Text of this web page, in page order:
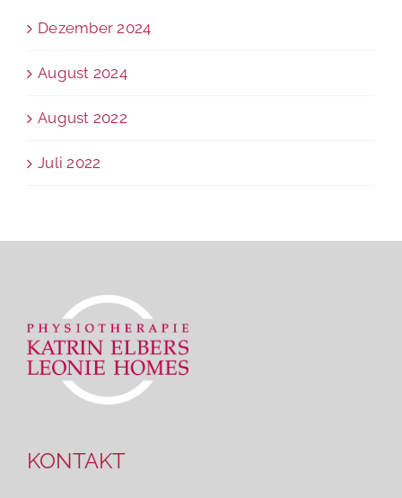
Dezember 2024
August 2024
August 2022
Juli 2022
KONTAKT